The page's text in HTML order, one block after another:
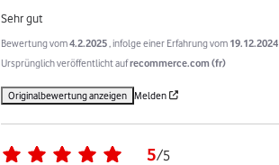
Sehr gut
Bewertung vom4.2.2025 , infolge einer Erfahrung vom 19.12.2024
Ursprünglich veröffentlicht aufrecommerce.com (fr)
Originalbewertung anzeigen Melden
5/5